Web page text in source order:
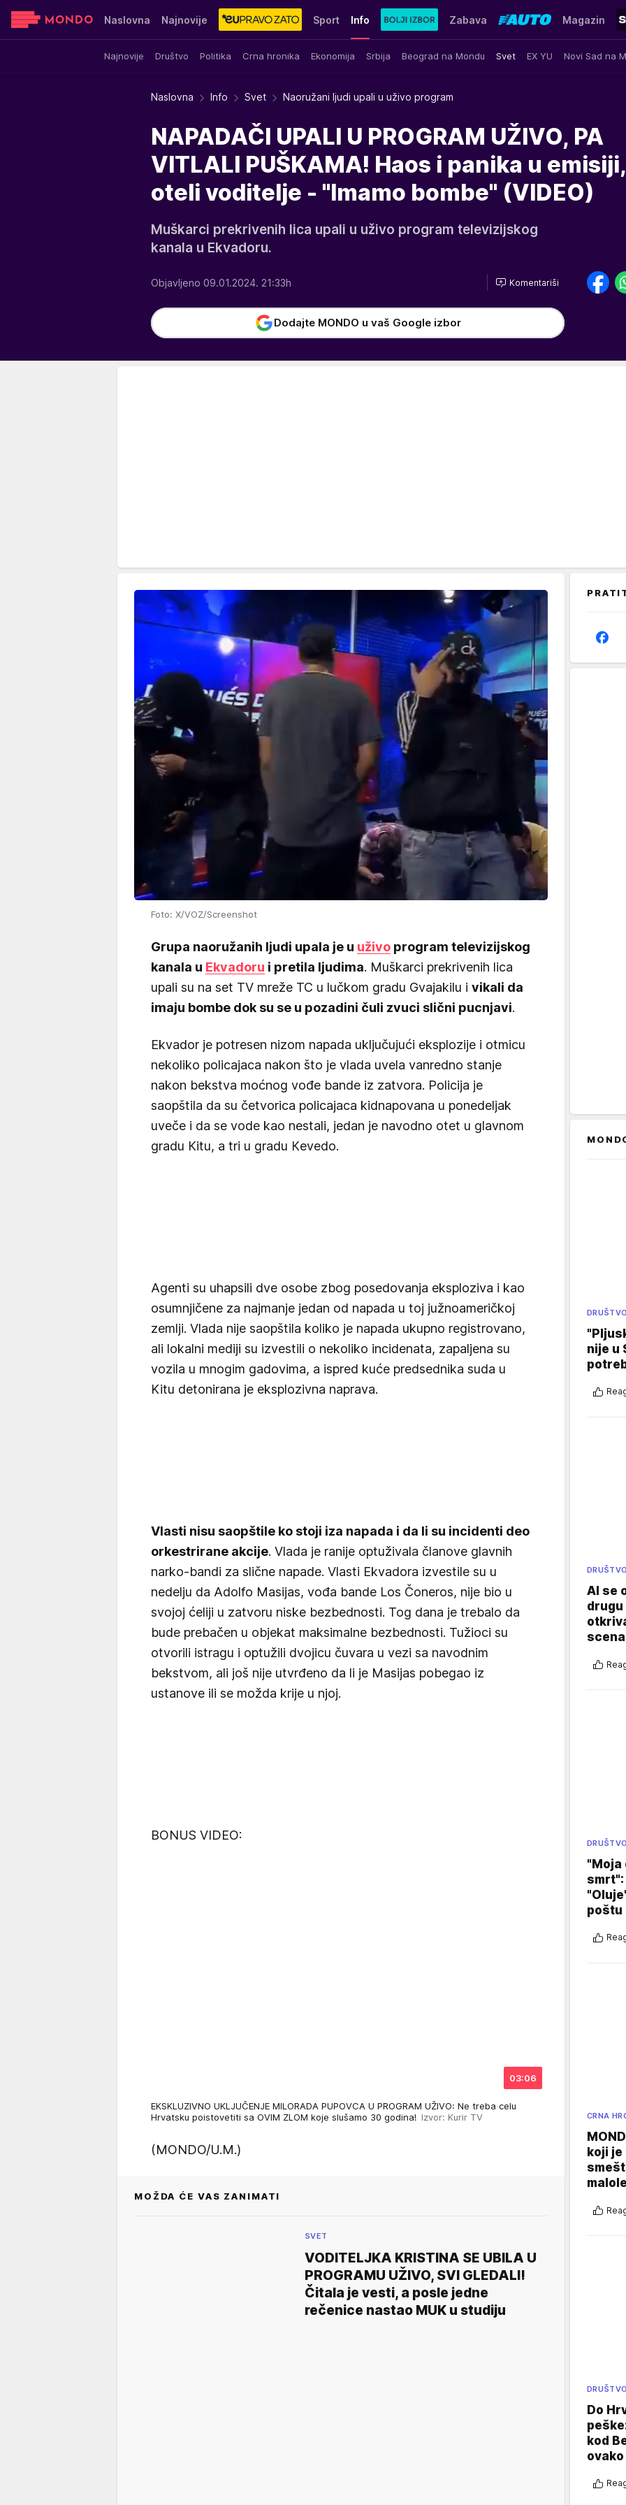
Naslovna Najnovije Sport Info
Najnovije Društvo Politika Crna hronika Ekonomija Srbija Beograd na Mondu Svet EX YU Novi Sad na
Zabava Magazin
Sensa Stvar ukusa Yumama
Naslovna Info Svet Naoružani ljudi upali u uživo program
NAPADAČI UPALI U PROGRAM UŽIVO, PA
VITLALI PUŠKAMA! Haos i panika u emisiji,
oteli voditelje - "Imamo bombe" (VIDEO)
Muškarci prekrivenih lica upali u uživo program televizijskog
kanala u Ekvadoru.
Objavljeno 09.01.2024. 21:33h Komentariši
Dodajte MONDO u vaš Google izbor
Foto: X/VOZ/Screenshot
Grupa naoružanih ljudi upala je u uživo program televizijskog
kanala u Ekvadoru i pretila ljudima. Muškarci prekrivenih lica
upali su na set TV mreže TC u lučkom gradu Gvajakilu i vikali da
imaju bombe dok su se u pozadini čuli zvuci slični pucnjavi.
Ekvador je potresen nizom napada uključujući eksplozije i otmicu
nekoliko policajaca nakon što je vlada uvela vanredno stanje
nakon bekstva moćnog vođe bande iz zatvora. Policija je
saopštila da su četvorica policajaca kidnapovana u ponedeljak
uveče i da se vode kao nestali, jedan je navodno otet u glavnom
gradu Кitu, a tri u gradu Кevedo.
Agenti su uhapsili dve osobe zbog posedovanja eksploziva i kao
osumnjičene za najmanje jedan od napada u toj južnoameričkoj
zemlji. Vlada nije saopštila koliko je napada ukupno registrovano,
ali lokalni mediji su izvestili o nekoliko incidenata, zapaljena su
vozila u mnogim gadovima, a ispred kuće predsednika suda u
Kitu detonirana je eksplozivna naprava.
Vlasti nisu saopštile ko stoji iza napada i da li su incidenti deo
orkestrirane akcije. Vlada je ranije optuživala članove glavnih
narko-bandi za slične napade. Vlasti Ekvadora izvestile su u
nedelju da Adolfo Masijas, vođa bande Los Čoneros, nije bio u
svojoj ćeliji u zatvoru niske bezbednosti. Tog dana je trebalo da
bude prebačen u objekat maksimalne bezbednosti. Tužioci su
otvorili istragu i optužili dvojicu čuvara u vezi sa navodnim
bekstvom, ali još nije utvrđeno da li je Masijas pobegao iz
ustanove ili se možda krije u njoj.
BONUS VIDEO:
03:06
EKSKLUZIVNO UKLJUČENJE MILORADA PUPOVCA U PROGRAM UŽIVO: Ne treba celu
Hrvatsku poistovetiti sa OVIM ZLOM koje slušamo 30 godina! Izvor: Kurir TV
(MONDO/U.M.)
MOŽDA ĆE VAS ZANIMATI
SVET
VODITELJKA KRISTINA SE UBILA U
PROGRAMU UŽIVO, SVI GLEDALI!
Čitala je vesti, a posle jedne
rečenice nastao MUK u studiju
DRUŠTVO
nije u
DRUŠTVO
AI se
DRUŠTVO
"Moja
poštu
CRNA
koji
DRUŠTVO
Do
kod